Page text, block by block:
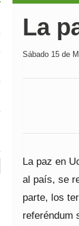
La
Sábado 15 de
La paz en
al país, se
parte, los
referéndum